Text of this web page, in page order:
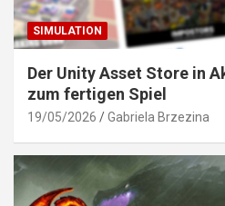
SIMULATION
Der Unity Asset Store in
zum fertigen Spiel
19/05/2026 Gabriela Brzezina